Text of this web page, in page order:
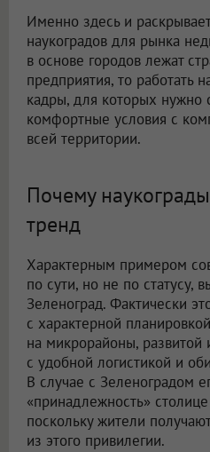
Именно здесь и
наукоградов для рынка
в основе городов лежат
предприятия, то работать
кадры, для которых нужно
комфортные условия с
всей территории.
Почему
тренд
Характерным примером
по сути, но не по статусу,
Зеленоград. Фактически
с характерной
на микрорайоны, развитой
с удобной логистикой и
В случае с Зеленоградом
«принадлежность»
поскольку жители
из этого привилегии.